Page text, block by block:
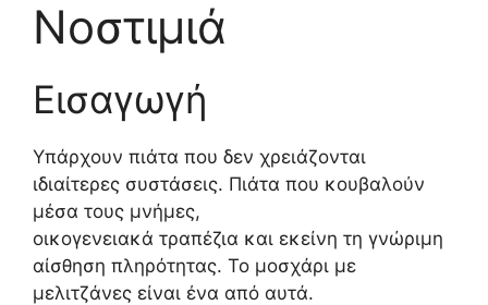
Νοστιμιά
Εισαγωγή
Υπάρχουν πιάτα που δεν χρειάζονται
ιδιαίτερες συστάσεις. Πιάτα που κουβαλούν
μέσα τους μνήμες,
οικογενειακά τραπέζια και εκείνη τη γνώριμη
αίσθηση πληρότητας. Το μοσχάρι με
μελιτζάνες είναι ένα από αυτά.